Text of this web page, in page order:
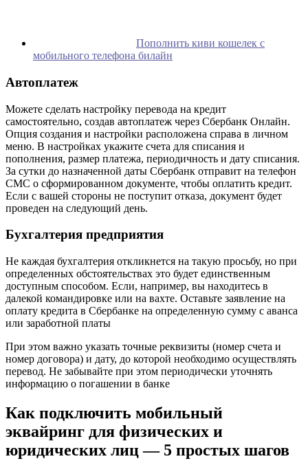
Пополнить киви кошелек с
мобильного телефона билайн
Автоплатеж
Можете сделать настройку перевода на кредит
самостоятельно, создав автоплатеж через Сбербанк Онлайн.
Опция создания и настройки расположена справа в личном
меню. В настройках укажите счета для списания и
пополнения, размер платежа, периодичность и дату списания.
За сутки до назначенной даты Сбербанк отправит на телефон
СМС о сформированном документе, чтобы оплатить кредит.
Если с вашей стороны не поступит отказа, документ будет
проведен на следующий день.
Бухгалтерия предприятия
Не каждая бухгалтерия откликнется на такую просьбу, но при
определенных обстоятельствах это будет единственным
доступным способом. Если, например, вы находитесь в
далекой командировке или на вахте. Оставьте заявление на
оплату кредита в Сбербанке на определенную сумму с аванса
или заработной платы
При этом важно указать точные реквизиты (номер счета и
номер договора) и дату, до которой необходимо осуществлять
перевод. Не забывайте при этом периодически уточнять
информацию о погашении в банке
Как подключить мобильный
эквайринг для физических и
юридических лиц — 5 простых шагов